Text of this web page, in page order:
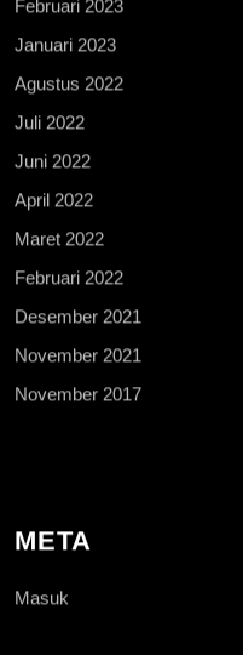
Februari 2023
Januari 2023
Agustus 2022
Juli 2022
Juni 2022
April 2022
Maret 2022
Februari 2022
Desember 2021
November 2021
November 2017
META
Masuk